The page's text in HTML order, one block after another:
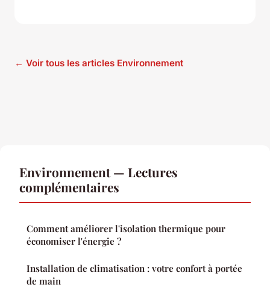
← Voir tous les articles Environnement
Environnement — Lectures
complémentaires
Comment améliorer l'isolation thermique pour
économiser l'énergie ?
Installation de climatisation : votre confort à portée
de main